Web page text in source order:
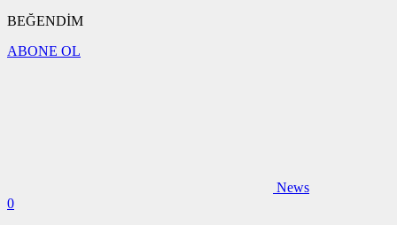
BEĞENDİM
ABONE OL
News
0